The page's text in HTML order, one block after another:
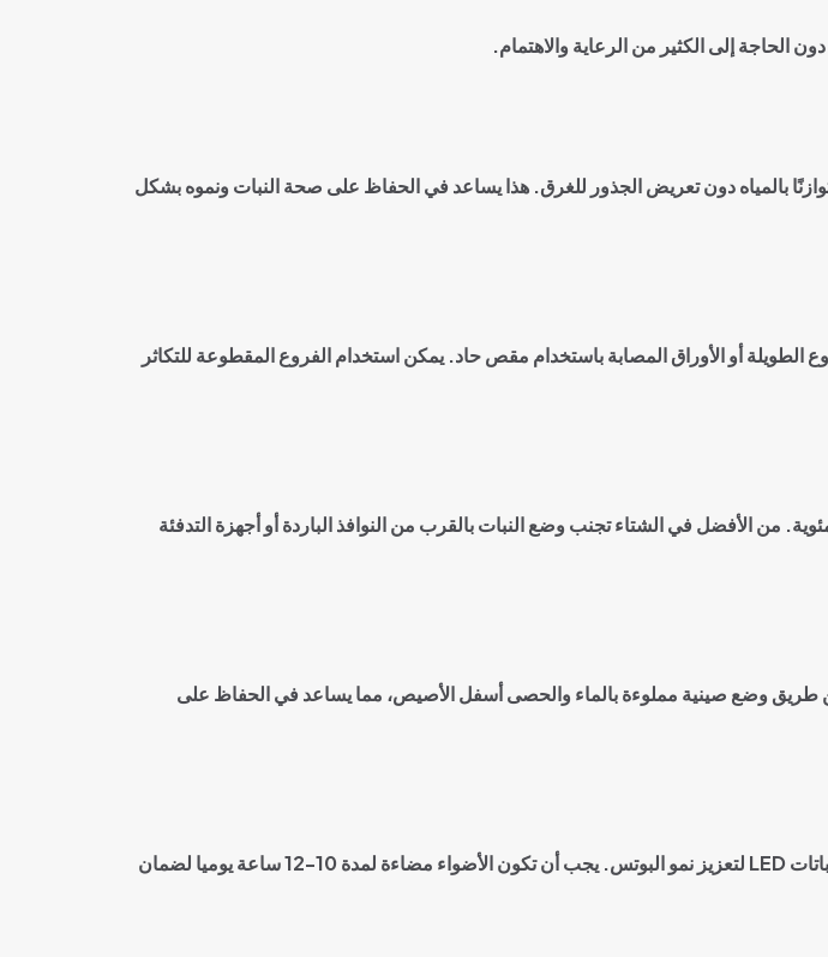
الحاجة إلى الكثير من الرعاية والاهتمام.
بالمياه دون تعريض الجذور للغرق. هذا يساعد في الحفاظ على صحة النبات ونموه بشكل
الطويلة أو الأوراق المصابة باستخدام مقص حاد. يمكن استخدام الفروع المقطوعة للتكاثر
بشكل أفضل في درجات الحرارة المعتدلة التي تتراوح بين 15-29 درجة مئوية. من الأفضل في الشتاء تجنب وضع النبات بالقرب من النوافذ الباردة أو أجهزة التدفئة
طريق وضع صينية مملوءة بالماء والحصى أسفل الأصيص، مما يساعد في الحفاظ على
لتعزيز نمو البوتس. يجب أن تكون الأضواء مضاءة لمدة 10-12 ساعة يوميا لضمان